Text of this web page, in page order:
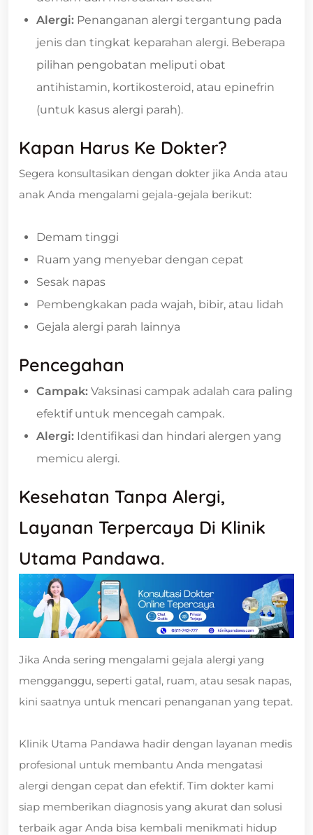
Alergi: Penanganan alergi tergantung pada
jenis dan tingkat keparahan alergi. Beberapa
pilihan pengobatan meliputi obat
antihistamin, kortikosteroid, atau epinefrin
(untuk kasus alergi parah).
Kapan Harus Ke Dokter?
Segera konsultasikan dengan dokter jika Anda atau
anak Anda mengalami gejala-gejala berikut:
Demam tinggi
Ruam yang menyebar dengan cepat
Sesak napas
Pembengkakan pada wajah, bibir, atau lidah
Gejala alergi parah lainnya
Pencegahan
Campak: Vaksinasi campak adalah cara paling
efektif untuk mencegah campak.
Alergi: Identifikasi dan hindari alergen yang
memicu alergi.
Kesehatan Tanpa Alergi,
Layanan Terpercaya Di Klinik
Utama Pandawa.
Jika Anda sering mengalami gejala alergi yang
mengganggu, seperti gatal, ruam, atau sesak napas,
kini saatnya untuk mencari penanganan yang tepat.
Klinik Utama Pandawa hadir dengan layanan medis
profesional untuk membantu Anda mengatasi
alergi dengan cepat dan efektif. Tim dokter kami
siap memberikan diagnosis yang akurat dan solusi
terbaik agar Anda bisa kembali menikmati hidup